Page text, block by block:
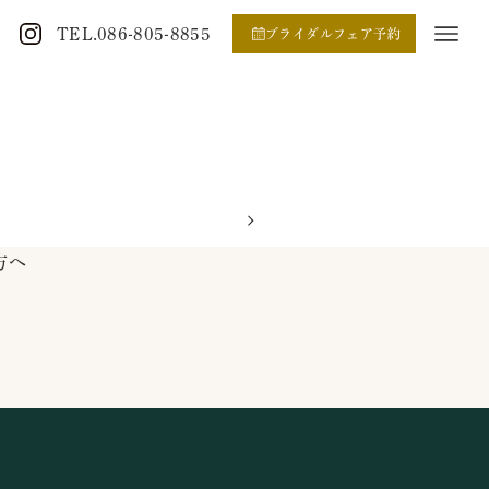
TEL.086-805-8855 ブライダルフェア予約
へ